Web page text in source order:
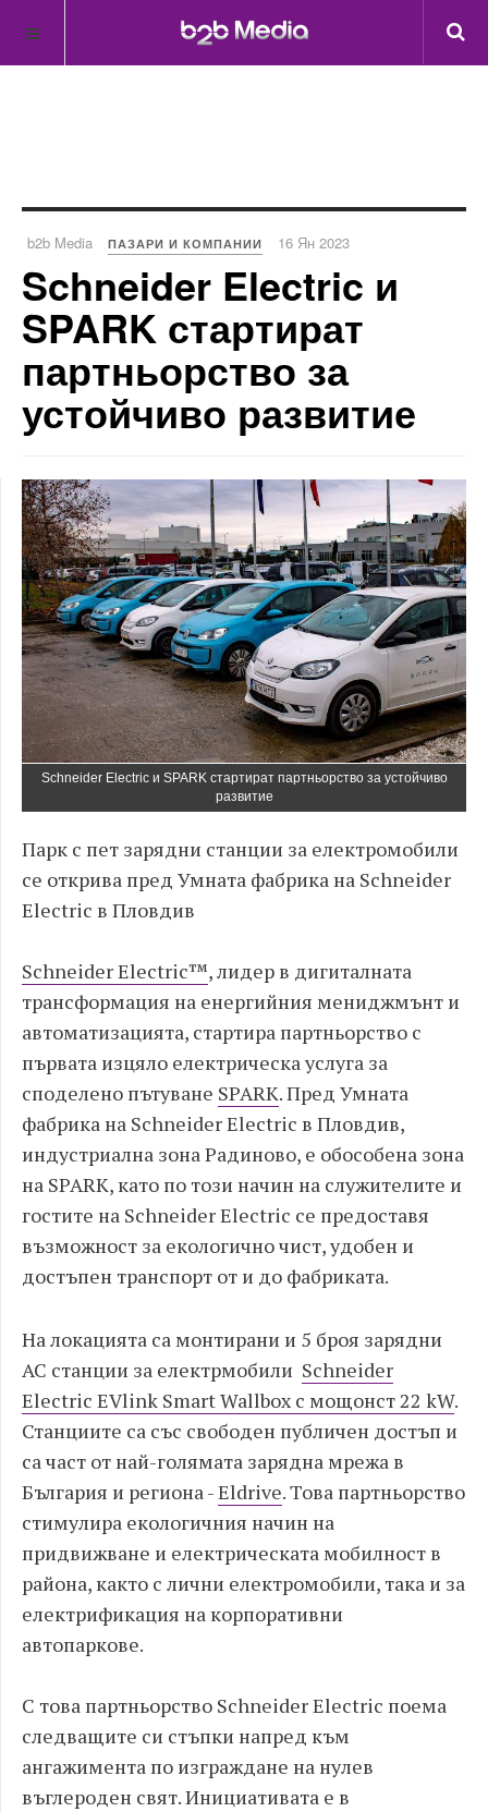
b2b Media ПАЗАРИ И КОМПАНИИ 16 Ян 2023
Schneider Electric и
SPARK стартират
партньорство за
устойчиво развитие
Schneider Electric и SPARK стартират партньорство за устойчиво
развитие
Парк с пет зарядни станции за електромобили
се открива пред Умната фабрика на Schneider
Electric в Пловдив
Schneider Electric™, лидер в дигиталната
трансформация на енергийния мениджмънт и
автоматизацията, стартира партньорство с
първата изцяло електрическа услуга за
споделено пътуване SPARK. Пред Умната
фабрика на Schneider Electric в Пловдив,
индустриална зона Радиново, е обособена зона
на SPARK, като по този начин на служителите и
гостите на Schneider Electric се предоставя
възможност за екологично чист, удобен и
достъпен транспорт от и до фабриката.
На локацията са монтирани и 5 броя зарядни
AC станции за електрмобили Schneider
Electric EVlink Smart Wallbox с мощонст 22 kW.
Станциите са със свободен публичен достъп и
са част от най-голямата зарядна мрежа в
България и региона -Eldrive. Това партньорство
стимулира екологичния начин на
придвижване и електрическата мобилност в
района, както с лични електромобили, така и за
електрификация на корпоративни
автопаркове.
С това партньорство Schneider Electric поема
следващите си стъпки напред към
ангажимента по изграждане на нулев
въглероден свят. Инициативата е в